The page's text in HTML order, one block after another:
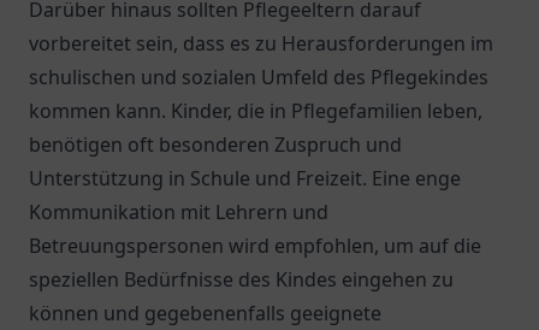
Darüber hinaus sollten Pflegeeltern darauf
vorbereitet sein, dass es zu Herausforderungen im
schulischen und sozialen Umfeld des Pflegekindes
kommen kann. Kinder, die in Pflegefamilien leben,
benötigen oft besonderen Zuspruch und
Unterstützung in Schule und Freizeit. Eine enge
Kommunikation mit Lehrern und
Betreuungspersonen wird empfohlen, um auf die
speziellen Bedürfnisse des Kindes eingehen zu
können und gegebenenfalls geeignete